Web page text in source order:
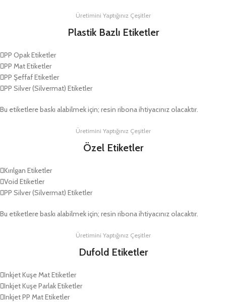
Üretimini Yaptığınız Çeşitler
Plastik Bazlı Etiketler
PP Opak Etiketler
PP Mat Etiketler
PP Şeffaf Etiketler
PP Silver (Silvermat) Etiketler
Bu etiketlere baskı alabilmek için; resin ribona ihtiyacınız olacaktır.
Üretimini Yaptığınız Çeşitler
Özel Etiketler
Kırılgan Etiketler
Void Etiketler
PP Silver (Silvermat) Etiketler
Bu etiketlere baskı alabilmek için; resin ribona ihtiyacınız olacaktır.
Üretimini Yaptığınız Çeşitler
Dufold Etiketler
Inkjet Kuşe Mat Etiketler
Inkjet Kuşe Parlak Etiketler
Inkjet PP Mat Etiketler